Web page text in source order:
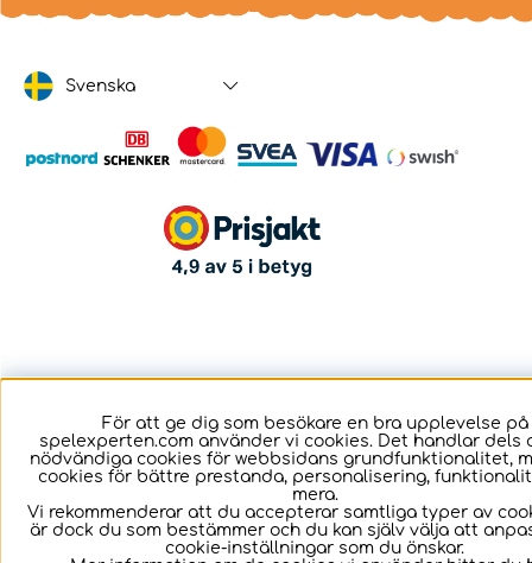
Svenska
För att ge dig som besökare en bra upplevelse på
spelexperten.com använder vi cookies. Det handlar dels
nödvändiga cookies för webbsidans grundfunktionalitet,
cookies för bättre prestanda, personalisering,
mera.
Vi rekommenderar att du accepterar samtliga typer av
är dock du som bestämmer och du kan själv välja att
cookie-inställningar som du önskar.